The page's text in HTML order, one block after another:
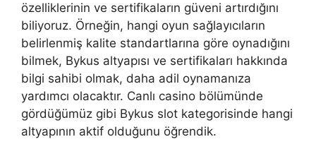
özelliklerinin ve sertifikaların güveni artırdığını
biliyoruz. Örneğin, hangi oyun sağlayıcıların
belirlenmiş kalite standartlarına göre oynadığını
bilmek, Bykus altyapısı ve sertifikaları hakkında
bilgi sahibi olmak, daha adil oynamanıza
yardımcı olacaktır. Canlı casino bölümünde
gördüğümüz gibi Bykus slot kategorisinde hangi
altyapının aktif olduğunu öğrendik.